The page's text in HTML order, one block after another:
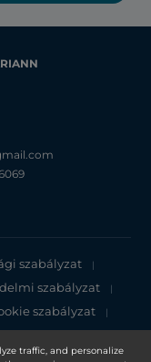
traffic, and personalize
szabályzat |
szabályzat |
szabályzat |